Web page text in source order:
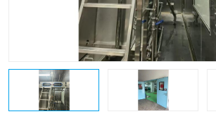
光电车
恒温恒湿净化空调 过滤器
洁净棚